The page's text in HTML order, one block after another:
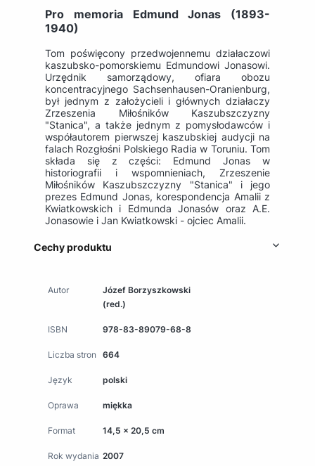
Pro memoria Edmund Jonas (1893-
1940)
Tom poświęcony przedwojennemu działaczowi
kaszubsko-pomorskiemu Edmundowi Jonasowi.
Urzędnik samorządowy, ofiara obozu
koncentracyjnego Sachsenhausen-Oranienburg,
był jednym z założycieli i głównych działaczy
Zrzeszenia Miłośników Kaszubszczyzny
"Stanica", a także jednym z pomysłodawców i
współautorem pierwszej kaszubskiej audycji na
falach Rozgłośni Polskiego Radia w Toruniu. Tom
składa się z części: Edmund Jonas w
historiografii i wspomnieniach, Zrzeszenie
Miłośników Kaszubszczyzny "Stanica" i jego
prezes Edmund Jonas, korespondencja Amalii z
Kwiatkowskich i Edmunda Jonasów oraz A.E.
Jonasowie i Jan Kwiatkowski - ojciec Amalii.
Cechy produktu
Autor
Józef Borzyszkowski
(red.)
ISBN 978-83-89079-68-8
Liczba stron 664
Język polski
Oprawa miękka
Format 14,5 x 20,5 cm
Rok wydania 2007